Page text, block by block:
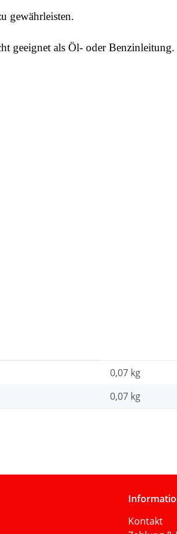
gewährleisten.
geeignet als Öl- oder Benzinleitung.
0,07 kg
0,07 kg
Kontakt